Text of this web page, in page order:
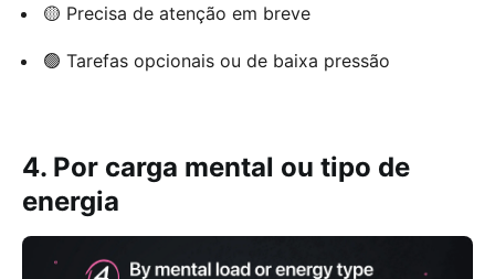
🟡 Precisa de atenção em breve
🟢 Tarefas opcionais ou de baixa pressão
4. Por carga mental ou tipo de
energia